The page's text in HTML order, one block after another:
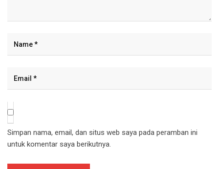
Simpan nama, email, dan situs web saya pada peramban ini
untuk komentar saya berikutnya.